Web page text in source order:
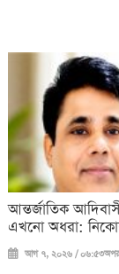
আন্তর্জাতিক
এখনো অধরা:
আগ ৭, ২০২৬ /